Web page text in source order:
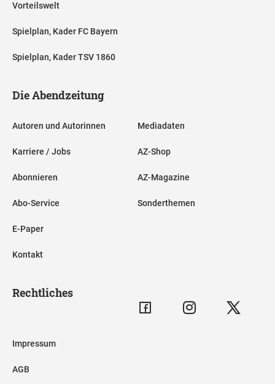
Vorteilswelt
Spielplan, Kader FC Bayern
Spielplan, Kader TSV 1860
Die Abendzeitung
Autoren und Autorinnen
Karriere / Jobs
Abonnieren
Abo-Service
E-Paper
Kontakt
Mediadaten
AZ-Shop
AZ-Magazine
Sonderthemen
Rechtliches
Impressum
AGB